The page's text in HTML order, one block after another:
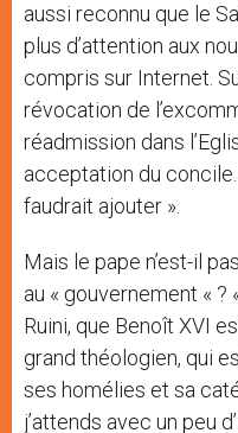
aussi reconnu que le
plus d’attention aux
compris sur Internet.
révocation de
réadmission dans
acceptation du concile.
faudrait ajouter ».
Mais le pape n’est-il
au « gouvernement « ?
Ruini, que Benoît XVI
grand théologien, qui
ses homélies et sa
j’attends avec un peu